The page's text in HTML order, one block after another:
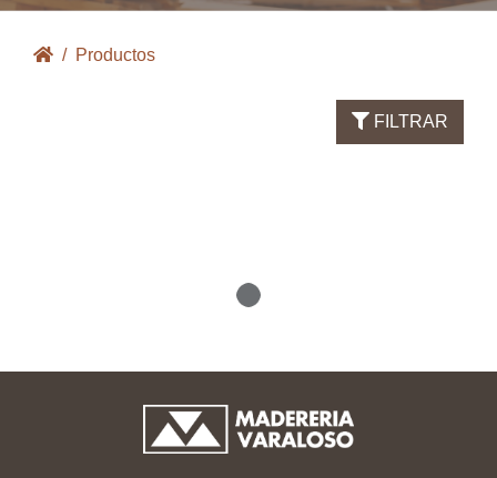
Productos
FILTRAR
Loading...